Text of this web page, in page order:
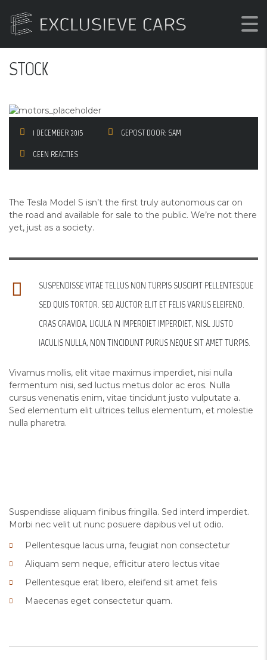
ALL COLORS & TRIMS ARE ALWAYS IN
STOCK
1 DECEMBER 2015 GEPOST DOOR: SAM
GEEN REACTIES
The Tesla Model S isn’t the first truly autonomous car on
the road and available for sale to the public. We’re not there
yet, just as a society.
SUSPENDISSE VITAE TELLUS NON TURPIS SUSCIPIT PELLENTESQUE
SED QUIS TORTOR. SED AUCTOR ELIT ET FELIS VARIUS ELEIFEND.
CRAS GRAVIDA, LIGULA IN IMPERDIET IMPERDIET, NISL JUSTO
IACULIS NULLA, NON TINCIDUNT PURUS NEQUE SIT AMET TURPIS.
Vivamus mollis, elit vitae maximus imperdiet, nisi nulla
fermentum nisi, sed luctus metus dolor ac eros. Nulla
cursus venenatis enim, vitae tincidunt justo vulputate a.
Sed elementum elit ultrices tellus elementum, et molestie
nulla pharetra.
Suspendisse aliquam finibus fringilla. Sed interd imperdiet.
Morbi nec velit ut nunc posuere dapibus vel ut odio.
Pellentesque lacus urna, feugiat non consectetur
Aliquam sem neque, efficitur atero lectus vitae
Pellentesque erat libero, eleifend sit amet felis
Maecenas eget consectetur quam.